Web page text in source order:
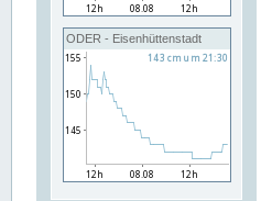
ODER - Eisenhüttenstadt